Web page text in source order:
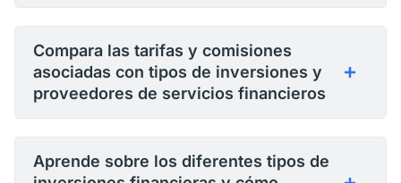
Compara las tarifas y comisiones
asociadas con tipos de inversiones y
proveedores de servicios financieros
Aprende sobre los diferentes tipos de